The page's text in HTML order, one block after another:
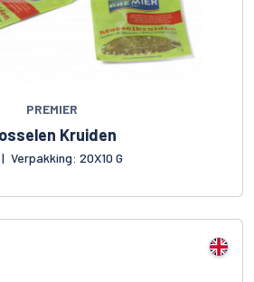
PREMIER
Kruiden
| Verpakking: 20X10 G